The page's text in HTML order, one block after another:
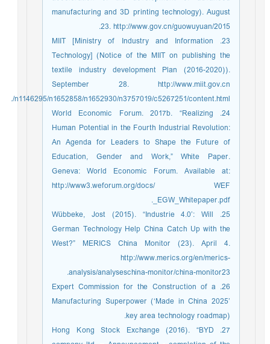
manufacturing and 3D printing technology). August
23. http://www.gov.cn/guowuyuan/2015.
23. MIIT [Ministry of Industry and Information
Technology] (Notice of the MIIT on publishing the
textile industry development Plan (2016-2020)).
September 28. http://www.miit.gov.cn
/n1146295/n1652858/n1652930/n3757019/c5267251/content.html.
24. World Economic Forum. 2017b. “Realizing
Human Potential in the Fourth Industrial Revolution:
An Agenda for Leaders to Shape the Future of
Education, Gender and Work,” White Paper.
Geneva: World Economic Forum. Available at:
http://www3.weforum.org/docs/ WEF
_EGW_Whitepaper.pdf.
25. Wübbeke, Jost (2015). “Industrie 4.0’: Will
German Technology Help China Catch Up with the
West?” MERICS China Monitor (23). April 4.
http://www.merics.org/en/merics-
analysis/analyseschina-monitor/china-monitor23.
26. Expert Commission for the Construction of a
Manufacturing Superpower (‘Made in China 2025’
key area technology roadmap).
27. Hong Kong Stock Exchange (2016). “BYD